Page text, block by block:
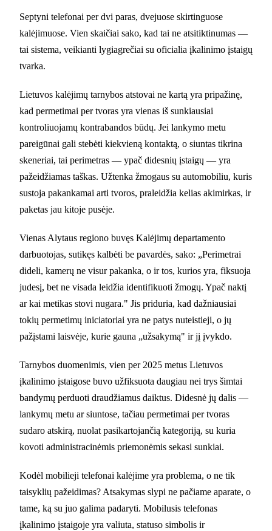
Septyni telefonai per dvi paras, dvejuose skirtinguose
kalėjimuose. Vien skaičiai sako, kad tai ne atsitiktinumas —
tai sistema, veikianti lygiagrečiai su oficialia įkalinimo įstaigų
tvarka.
Lietuvos kalėjimų tarnybos atstovai ne kartą yra pripažinę,
kad permetimai per tvoras yra vienas iš sunkiausiai
kontroliuojamų kontrabandos būdų. Jei lankymo metu
pareigūnai gali stebėti kiekvieną kontaktą, o siuntas tikrina
skeneriai, tai perimetras — ypač didesnių įstaigų — yra
pažeidžiamas taškas. Užtenka žmogaus su automobiliu, kuris
sustoja pakankamai arti tvoros, praleidžia kelias akimirkas, ir
paketas jau kitoje pusėje.
Vienas Alytaus regiono buvęs Kalėjimų departamento
darbuotojas, sutikęs kalbėti be pavardės, sako: „Perimetrai
dideli, kamerų ne visur pakanka, o ir tos, kurios yra, fiksuoja
judesį, bet ne visada leidžia identifikuoti žmogų. Ypač naktį
ar kai metikas stovi nugara." Jis priduria, kad dažniausiai
tokių permetimų iniciatoriai yra ne patys nuteistieji, o jų
pažįstami laisvėje, kurie gauna „užsakymą" ir jį įvykdo.
Tarnybos duomenimis, vien per 2025 metus Lietuvos
įkalinimo įstaigose buvo užfiksuota daugiau nei trys šimtai
bandymų perduoti draudžiamus daiktus. Didesnė jų dalis —
lankymų metu ar siuntose, tačiau permetimai per tvoras
sudaro atskirą, nuolat pasikartojančią kategoriją, su kuria
kovoti administracinėmis priemonėmis sekasi sunkiai.
Kodėl mobilieji telefonai kalėjime yra problema, o ne tik
taisyklių pažeidimas? Atsakymas slypi ne pačiame aparate, o
tame, ką su juo galima padaryti. Mobilusis telefonas
įkalinimo įstaigoje yra valiuta, statuso simbolis ir